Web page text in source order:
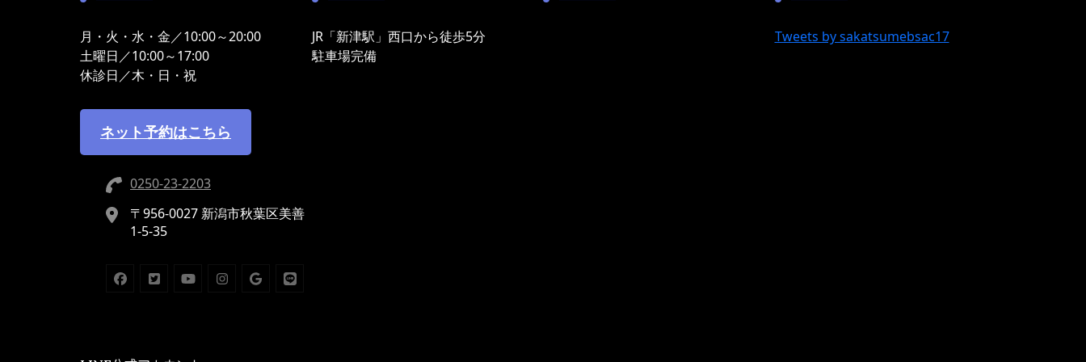
月・火・水・金／10:00～20:00
土曜日／10:00～17:00
休診日／木・日・祝
ネット予約はこちら
0250-23-2203
〒956-0027 新潟市秋葉区美善
1-5-35
JR「新津駅」西口から徒歩5分
駐車場完備
Tweets by sakatsumebsac17